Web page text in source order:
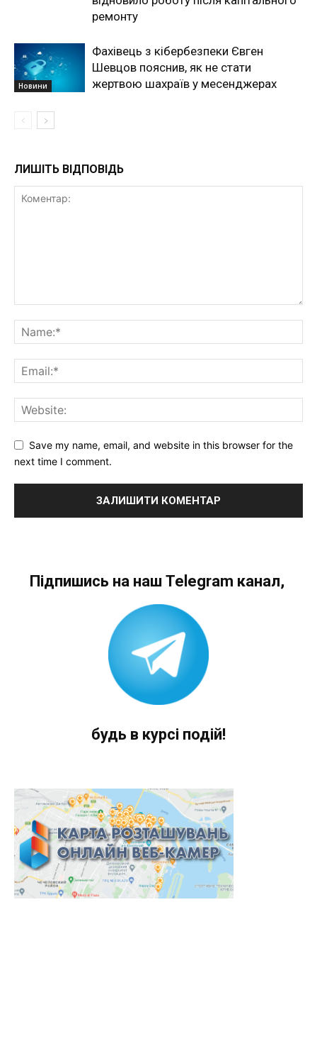
ремонту
Новини
Фахівець з кібербезпеки Євген
Шевцов пояснив, як не стати
жертвою шахраїв у месенджерах
ЛИШІТЬ ВІДПОВІДЬ
Save my name, email, and website in this browser for the
next time I comment.
Підпишись на наш Telegram канал,
будь в курсі подій!